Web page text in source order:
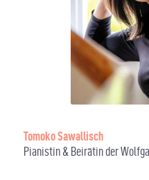
Tomoko Sawallisch
Pianistin & Beirätin der